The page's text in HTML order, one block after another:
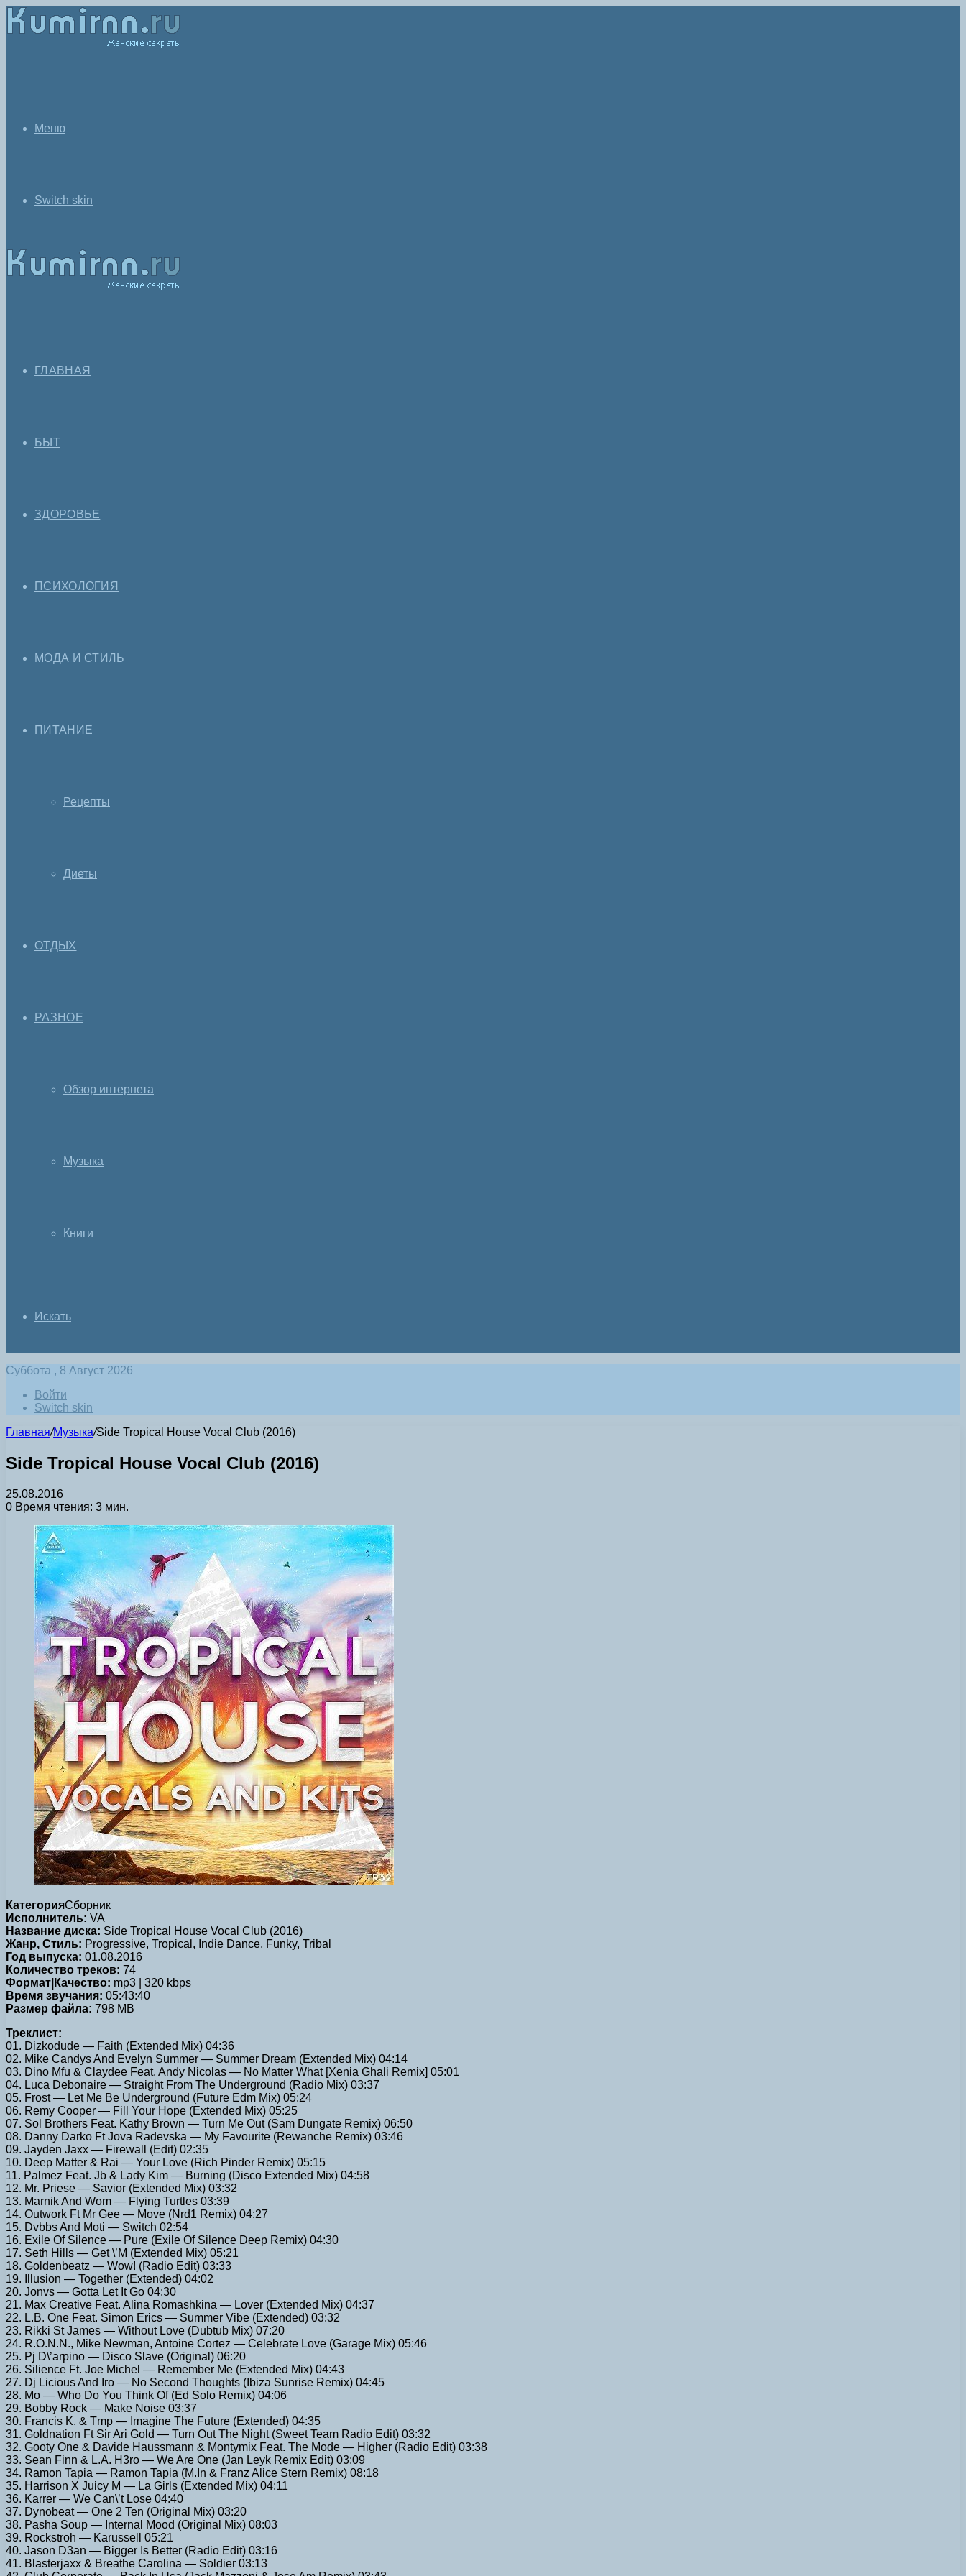
Меню
Switch skin
ГЛАВНАЯ
БЫТ
ЗДОРОВЬЕ
ПСИХОЛОГИЯ
МОДА И СТИЛЬ
ПИТАНИЕ
Рецепты
Диеты
ОТДЫХ
РАЗНОЕ
Обзор интернета
Музыка
Книги
Искать
Суббота , 8 Август 2026
Войти
Switch skin
Главная/Музыка/Side Tropical House Vocal Club (2016)
Side Tropical House Vocal Club (2016)
25.08.2016
0 Время чтения: 3 мин.
КатегорияСборник
Исполнитель: VA
Название диска: Side Tropical House Vocal Club (2016)
Жанр, Стиль: Progressive, Tropical, Indie Dance, Funky, Tribal
Год выпуска: 01.08.2016
Количество треков: 74
Формат|Качество: mp3 | 320 kbps
Время звучания: 05:43:40
Размер файла: 798 MB
Треклист:
01. Dizkodude — Faith (Extended Mix) 04:36
02. Mike Candys And Evelyn Summer — Summer Dream (Extended Mix) 04:14
03. Dino Mfu & Claydee Feat. Andy Nicolas — No Matter What [Xenia Ghali Remix] 05:01
04. Luca Debonaire — Straight From The Underground (Radio Mix) 03:37
05. Frost — Let Me Be Underground (Future Edm Mix) 05:24
06. Remy Cooper — Fill Your Hope (Extended Mix) 05:25
07. Sol Brothers Feat. Kathy Brown — Turn Me Out (Sam Dungate Remix) 06:50
08. Danny Darko Ft Jova Radevska — My Favourite (Rewanche Remix) 03:46
09. Jayden Jaxx — Firewall (Edit) 02:35
10. Deep Matter & Rai — Your Love (Rich Pinder Remix) 05:15
11. Palmez Feat. Jb & Lady Kim — Burning (Disco Extended Mix) 04:58
12. Mr. Priese — Savior (Extended Mix) 03:32
13. Marnik And Wom — Flying Turtles 03:39
14. Outwork Ft Mr Gee — Move (Nrd1 Remix) 04:27
15. Dvbbs And Moti — Switch 02:54
16. Exile Of Silence — Pure (Exile Of Silence Deep Remix) 04:30
17. Seth Hills — Get \’M (Extended Mix) 05:21
18. Goldenbeatz — Wow! (Radio Edit) 03:33
19. Illusion — Together (Extended) 04:02
20. Jonvs — Gotta Let It Go 04:30
21. Max Creative Feat. Alina Romashkina — Lover (Extended Mix) 04:37
22. L.B. One Feat. Simon Erics — Summer Vibe (Extended) 03:32
23. Rikki St James — Without Love (Dubtub Mix) 07:20
24. R.O.N.N., Mike Newman, Antoine Cortez — Celebrate Love (Garage Mix) 05:46
25. Pj D\’arpino — Disco Slave (Original) 06:20
26. Silience Ft. Joe Michel — Remember Me (Extended Mix) 04:43
27. Dj Licious And Iro — No Second Thoughts (Ibiza Sunrise Remix) 04:45
28. Mo — Who Do You Think Of (Ed Solo Remix) 04:06
29. Bobby Rock — Make Noise 03:37
30. Francis K. & Tmp — Imagine The Future (Extended) 04:35
31. Goldnation Ft Sir Ari Gold — Turn Out The Night (Sweet Team Radio Edit) 03:32
32. Gooty One & Davide Haussmann & Montymix Feat. The Mode — Higher (Radio Edit) 03:38
33. Sean Finn & L.A. H3ro — We Are One (Jan Leyk Remix Edit) 03:09
34. Ramon Tapia — Ramon Tapia (M.In & Franz Alice Stern Remix) 08:18
35. Harrison X Juicy M — La Girls (Extended Mix) 04:11
36. Karrer — We Can\’t Lose 04:40
37. Dynobeat — One 2 Ten (Original Mix) 03:20
38. Pasha Soup — Internal Mood (Original Mix) 08:03
39. Rockstroh — Karussell 05:21
40. Jason D3an — Bigger Is Better (Radio Edit) 03:16
41. Blasterjaxx & Breathe Carolina — Soldier 03:13